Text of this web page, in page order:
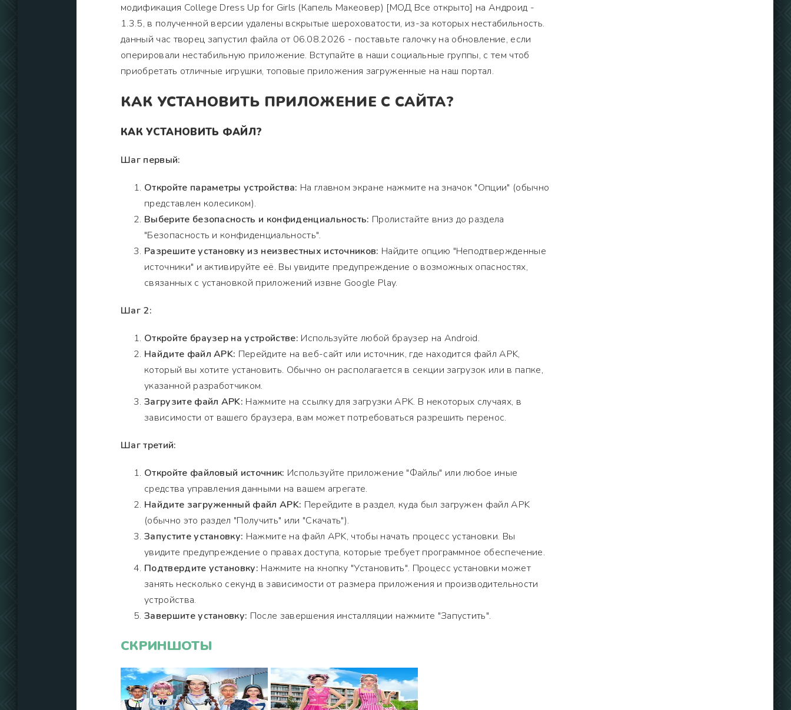
модификация College Dress Up for Girls (Капель Макеовер) [МОД Все открыто] на Андроид -
1.3.5, в полученной версии удалены вскрытые шероховатости, из-за которых нестабильность.
данный час творец запустил файла от 06.08.2026 - поставьте галочку на обновление, если
оперировали нестабильную приложение. Вступайте в наши социальные группы, с тем чтоб
приобретать отличные игрушки, топовые приложения загруженные на наш портал.
КАК УСТАНОВИТЬ ПРИЛОЖЕНИЕ С САЙТА?
КАК УСТАНОВИТЬ ФАЙЛ?
Шаг первый:
Откройте параметры устройства: На главном экране нажмите на значок "Опции" (обычно
представлен колесиком).
Выберите безопасность и конфиденциальность: Пролистайте вниз до раздела
"Безопасность и конфиденциальность".
Разрешите установку из неизвестных источников: Найдите опцию "Неподтвержденные
источники" и активируйте её. Вы увидите предупреждение о возможных опасностях,
связанных с установкой приложений извне Google Play.
Шаг 2:
Откройте браузер на устройстве: Используйте любой браузер на Android.
Найдите файл APK: Перейдите на веб-сайт или источник, где находится файл APK,
который вы хотите установить. Обычно он располагается в секции загрузок или в папке,
указанной разработчиком.
Загрузите файл APK: Нажмите на ссылку для загрузки APK. В некоторых случаях, в
зависимости от вашего браузера, вам может потребоваться разрешить перенос.
Шаг третий:
Откройте файловый источник: Используйте приложение "Файлы" или любое иные
средства управления данными на вашем агрегате.
Найдите загруженный файл APK: Перейдите в раздел, куда был загружен файл APK
(обычно это раздел "Получить" или "Скачать").
Запустите установку: Нажмите на файл APK, чтобы начать процесс установки. Вы
увидите предупреждение о правах доступа, которые требует программное обеспечение.
Подтвердите установку: Нажмите на кнопку "Установить". Процесс установки может
занять несколько секунд в зависимости от размера приложения и производительности
устройства.
Завершите установку: После завершения инсталляции нажмите "Запустить".
СКРИНШОТЫ